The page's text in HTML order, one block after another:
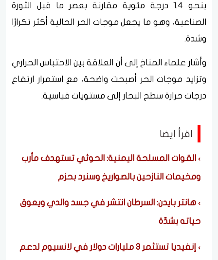
بنحو 1.4 درجة مئوية مقارنة بعصر ما قبل الثورة
الصناعية، وهو ما يجعل موجات الحر الحالية أكثر تكرارًا
وشدة.
وأشار علماء المناخ إلى أن العلاقة بين الاحتباس الحراري
وتزايد موجات الحر أصبحت واضحة، مع استمرار ارتفاع
درجات حرارة سطح البحار إلى مستويات قياسية.
اقرأ ايضا
القوات المسلحة اليمنية: الحوثي تستهدف مأرب
ومخيمات النازحين بالصواريخ وسنرد بحزم
هانتر بايدن: السرطان انتشر في جسد والدي ويعوق
حياته بشدّة
إنفيديا تستثمر 3 مليارات دولار في لانسيوم لدعم